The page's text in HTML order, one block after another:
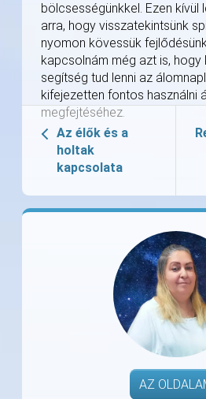
bölcsességünkkel. Ezen kívül
arra, hogy visszatekintsünk
nyomon kövessük
kapcsolnám még azt is,
segítség tud lenni az
kifejezetten fontos használni
megfejtéséhez.
Az élők és a
holtak
kapcsolata
AZ